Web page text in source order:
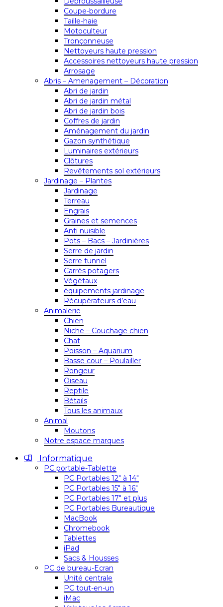
Coupe-bordure
Taille-haie
Motoculteur
Tronçonneuse
Nettoyeurs haute pression
Accessoires nettoyeurs haute pression
Arrosage
Abris – Amenagement – Décoration
Abri de jardin
Abri de jardin métal
Abri de jardin bois
Coffres de jardin
Aménagement du jardin
Gazon synthétique
Luminaires extérieurs
Clôtures
Revêtements sol extérieurs
Jardinage – Plantes
Jardinage
Terreau
Engrais
Graines et semences
Anti nuisible
Pots – Bacs – Jardinières
Serre de jardin
Serre tunnel
Carrés potagers
Végétaux
équipements jardinage
Récupérateurs d’eau
Animalerie
Chien
Niche – Couchage chien
Chat
Poisson – Aquarium
Basse cour – Poulailler
Rongeur
Oiseau
Reptile
Bétails
Tous les animaux
Animal
Moutons
Notre espace marques
Informatique
PC portable-Tablette
PC Portables 12″ à 14″
PC Portables 15″ à 16″
PC Portables 17″ et plus
PC Portables Bureautique
MacBook
Chromebook
Tablettes
iPad
Sacs & Housses
PC de bureau-Ecran
Unité centrale
PC tout-en-un
iMac